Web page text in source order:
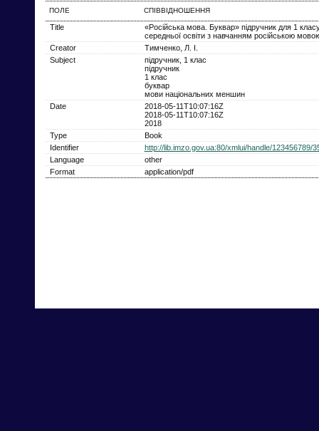
ПОЛЕ СПІВВІДНОШЕННЯ
Title
«Російська мова. Буквар» підручник для 1 класу
середньої освіти з навчанням російською
Creator
Тимченко, Л. І.
Subject
підручник, 1 клас
підручник
1 клас
буквар
мови національних меншин
Date
2018-05-11T10:07:16Z
2018-05-11T10:07:16Z
2018
Type
Book
Identifier
http://lib.imzo.gov.ua:80/xmlui/handle/123456789/
Language
other
Format
application/pdf